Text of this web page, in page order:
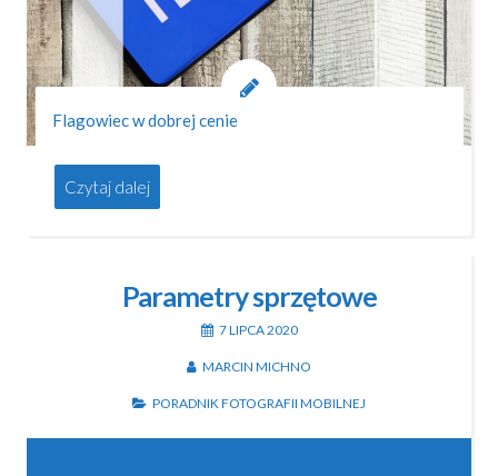
Flagowiec w dobrej cenie
Czytaj dalej
Parametry sprzętowe
7 LIPCA 2020
MARCIN MICHNO
PORADNIK FOTOGRAFII MOBILNEJ